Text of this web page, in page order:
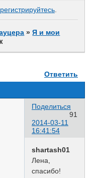
.
»Я и мои
Ответить
Поделиться
91
2014-03-11
16:41:54
shartash01
Лена,
спасибо!